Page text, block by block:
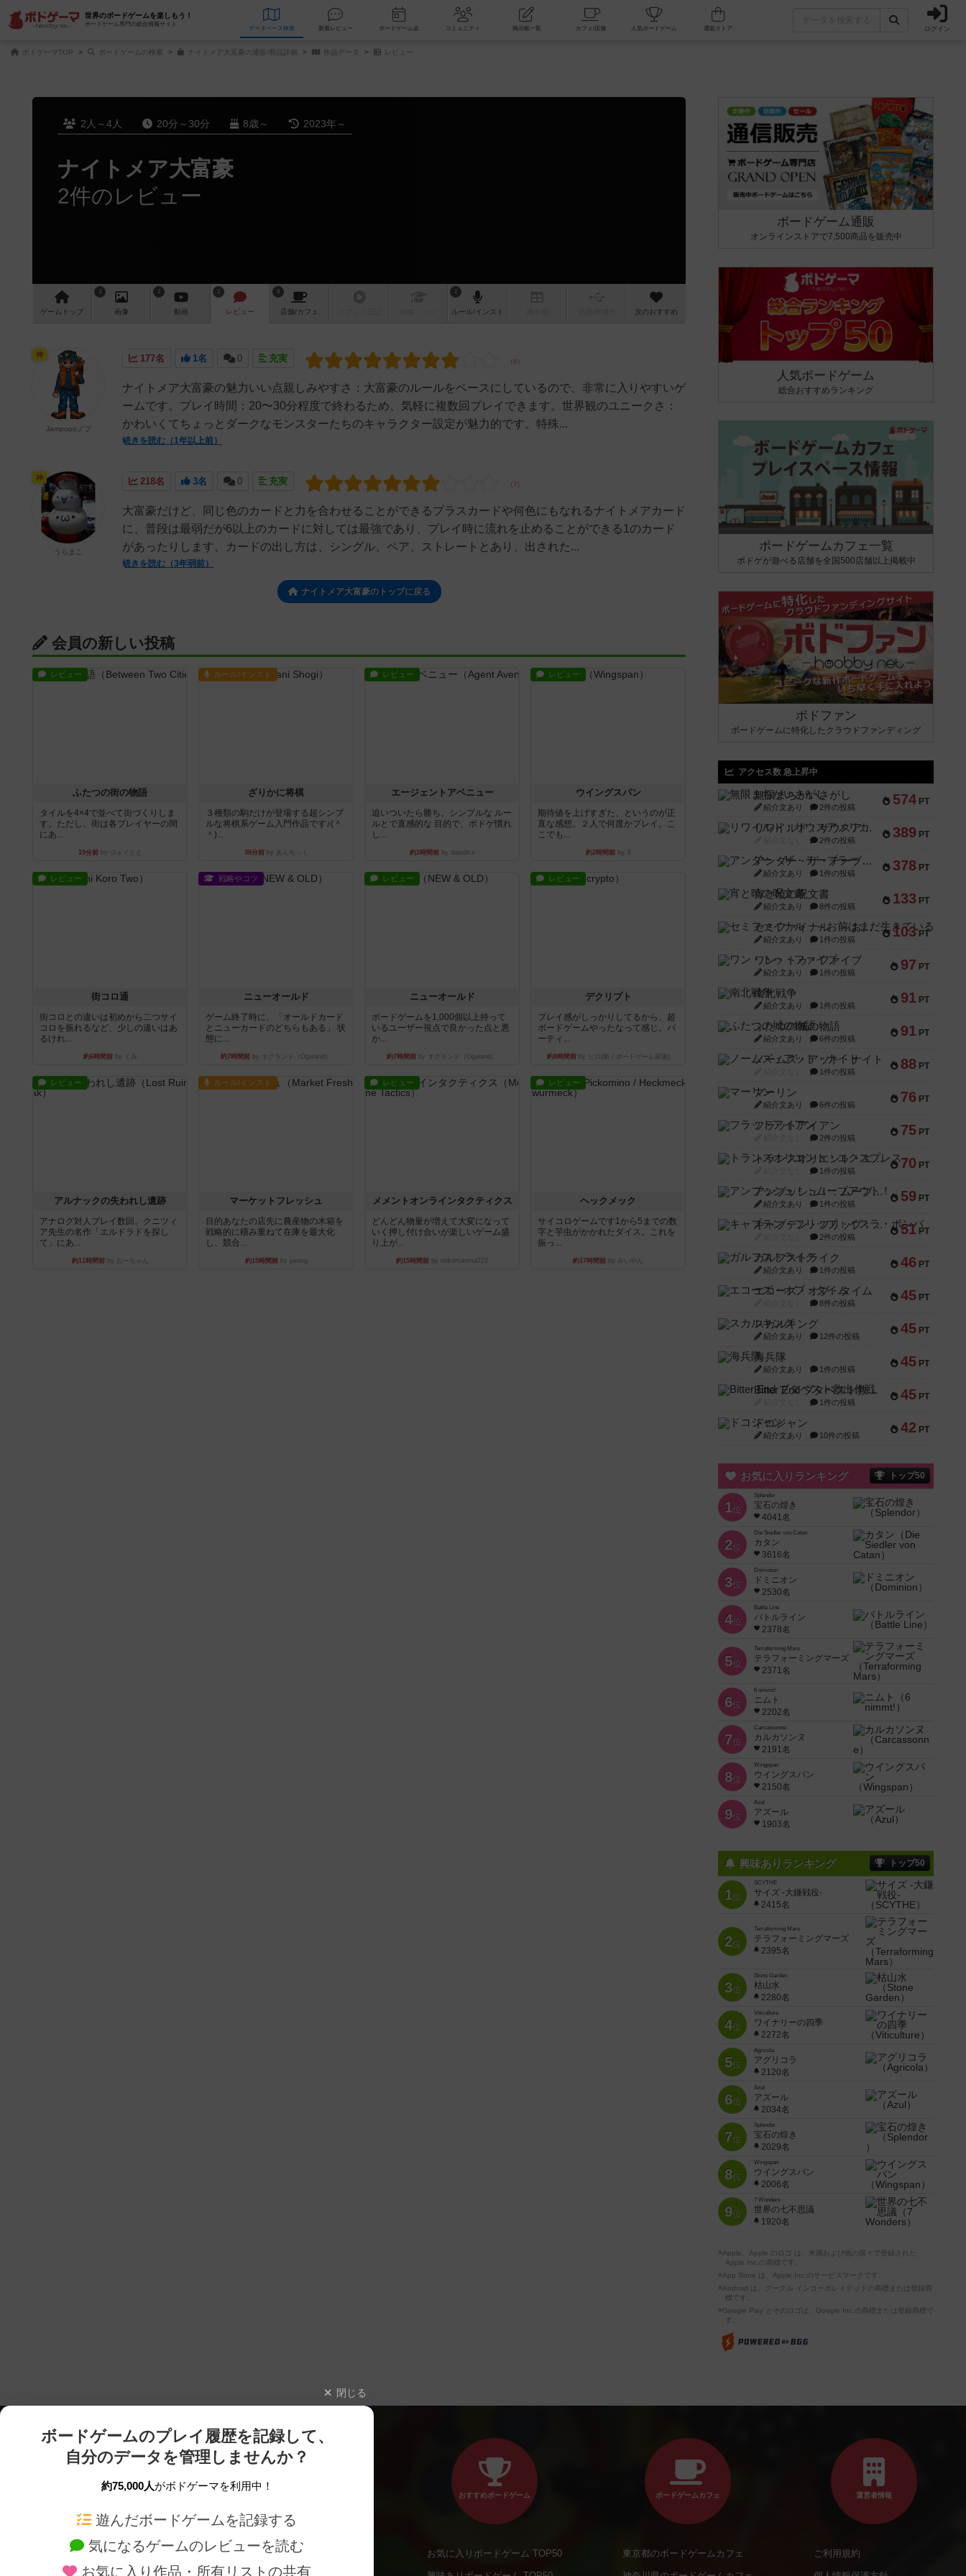
世界のボードゲームを楽しもう！
ボードゲーム専門の総合情報サイト
データベース 検索 新着レビュー ボードゲーム会 コミュニティ 掲示板一覧 カフェ/店舗 人気ボードゲーム ログイン
ボドゲーマTOP ボードゲームの検索 ナイトメア大富豪の通販/商品詳細 作品データ レビュー
2人～4人 20分～30分 8歳～ 2023年～
ナイトメア大富豪
2件のレビュー
ゲーム トップ
3
画像
2
動画
2
レビュー
8
店舗/カフェ
2
ルール/インスト 次のおすすめ
177名 1名 0 充実
ナイトメア大富豪の魅力いい点親しみやすさ：大富豪のルールをベースにしているので、非常に入りやすいゲ
ームです。プレイ時間：20〜30分程度で終わるため、気軽に複数回プレイできます。世界観のユニークさ：
かわいくてちょっとダークなモンスターたちのキャラクター設定が魅力的です。特殊...
続きを読む（1年以上前）
神
Jampopoノブ
218名 3名 0 充実
大富豪だけど、同じ色のカードと力を合わせることができるプラスカードや何色にもなれるナイトメアカード
に、普段は最弱だが6以上のカードに対しては最強であり、プレイ時に流れを止めることができる1のカード
があったりします。カードの出し方は、シングル、ペア、ストレートとあり、出された...
続きを読む（3年弱前）
神
うらまこ
ナイトメア大富豪のトップに戻る
会員の新しい投稿
レビュー
ふたつの街の物語
タイルを4×4で並べて街づくりしま
す。ただし、街は各プレイヤーの間
にあ...
19分前by ジェイとと
ルール/インスト
ざりかに将棋
３種類の駒だけが登場する超シンプ
ルな将棋系ゲーム入門作品です♪(＾
＾)...
38分前by あんちっく
レビュー
エージェントアベニュー
追いついたら勝ち。シンプルな ルー
ルとで直感的な 目的で、ボドゲ慣れ
し...
約1時間前by daisdice
レビュー
ウイングスパン
期待値を上げすぎた、というのが正
直な感想。２人で何度かプレイ。こ
こでも...
約2時間前by S
レビュー
街コロ通
街コロとの違いは初めから二つサイ
コロを振れるなど、少しの違いはあ
るけれ...
約6時間前by くみ
戦略やコツ
ニューオールド
ゲーム終了時に、「オールドカード
とニューカードのどちらもある」 状
態に...
約7時間前 by オグランド（Oguland）
レビュー
ニューオールド
ボードゲームを1,000個以上持って
いるユーザー視点で良かった点と悪
か...
約7時間前 by オグランド（Oguland）
レビュー
デクリプト
プレイ感がしっかりしてるから、超
ボードゲームやったなって感じ。パ
ーティ...
約8時間前by ヒロ(新！ボードゲーム家族)
レビュー
アルナックの失われし遺跡
アナログ対人プレイ数回。クニツィ
ア先生の名作「エルドラドを探し
て」にあ...
約11時間前by おーちゃん
ルール/インスト
マーケットフレッシュ
目的あなたの店先に農産物の木箱を
戦略的に積み重ねて在庫を最大化
し、競合...
約15時間前by jurong
レビュー
メメントオンラインタクティクス
どんどん物量が増えて大変になって
いく押し付け合いが楽しいゲーム盛
り上が...
約15時間前 by nekomanma222
レビュー
ヘックメック
サイコロゲームです1から5までの数
字と芋虫がかかれたダイス。これを
振っ...
約17時間前 by みいやん
ボードゲーム通販
オンラインストアで7,500商品を販売中
人気ボードゲーム
総合おすすめランキング
ボードゲームカフェ一覧
ボドゲが遊べる店舗を全国500店舗以上掲載中
ボドファン
ボードゲームに特化したクラウドファンディング
アクセス数 急上昇中
574 PT
無限まちがいさがし
紹介文あり 2件の投稿
389 PT
リワイルド：サウスアメリカ
2件の投稿
378 PT
アンダー・ザ・テーブラー
紹介文あり 1件の投稿
133 PT
宵と暁の呪文書
紹介文あり 8件の投稿
103 PT
セミファイナル ～お前はまだ生きている～
紹介文あり 1件の投稿
97 PT
ワン・トゥ・ファイブ
紹介文あり 1件の投稿
91 PT
南北戦争
紹介文あり 1件の投稿
91 PT
ふたつの城の物語
紹介文あり 6件の投稿
88 PT
ノームズ・アット・ナイト
1件の投稿
76 PT
マーリン
紹介文あり 6件の投稿
75 PT
フラットアイアン
2件の投稿
70 PT
トランスオリエント・エクスプレス
1件の投稿
59 PT
アンブッシュ！：ムーブアウト！
紹介文あり 1件の投稿
51 PT
キャプテン・フリップ：イスラ・ボンバ
2件の投稿
46 PT
ガルフストライク
紹介文あり 1件の投稿
45 PT
エコーズ・オブ・タイム
8件の投稿
45 PT
スカルキング
紹介文あり 12件の投稿
45 PT
海兵隊
紹介文あり 1件の投稿
45 PT
Bitter End ブタペスト救出作戦
1件の投稿
42 PT
ドコジャン
紹介文あり 10件の投稿
お気に入りランキング トップ50
1位
Splendor
宝石の煌き
4041名
2位
Die Siedler von Catan
カタン
3616名
3位
Dominion
ドミニオン
2530名
4位
Battle Line
バトルライン
2378名
5位
Terraforming Mars
テラフォーミングマーズ
2371名
6位
6 nimmt!
ニムト
2202名
7位
Carcassonne
カルカソンヌ
2191名
8位
Wingspan
ウイングスパン
2150名
9位
Azul
アズール
1903名
興味ありランキング トップ50
1位
SCYTHE
サイズ -大鎌戦役-
2415名
2位
Terraforming Mars
テラフォーミングマーズ
2395名
3位
Stone Garden
枯山水
2280名
4位
Viticulture
ワイナリーの四季
2272名
5位
Agricola
アグリコラ
2120名
6位
Azul
アズール
2034名
7位
Splendor
宝石の煌き
2029名
8位
Wingspan
ウイングスパン
2006名
9位
7 Wonders
世界の七不思議
1920名
※Apple、Apple のロゴ は、米国および他の国々で登録された
Apple Inc.の商標です。
※App Store は、Apple Inc.のサービスマークです。
※Android は、グーグル インコーポレイテッドの商標または登録商
標です。
※Google Play とそのロゴは、Google Inc.の商標または登録商標で
す。
閉じる
ボードゲームのプレイ履歴を記録して、
自分のデータを管理しませんか？
約75,000人がボドゲーマを利用中！
遊んだボードゲームを記録する
気になるゲームのレビューを読む
お気に入り作品・所有リストの共有
ボードゲームを検索する 新作・再入荷情報
おすすめボードゲーム
お気に入りボードゲーム TOP50
ボードゲームカフェ
東京都のボードゲームカフェ
運営者情報
ご利用規約